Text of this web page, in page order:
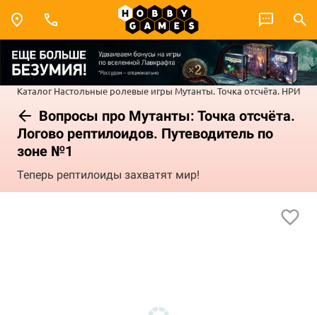
Каталог Настольные ролевые игры Мутанты. Точка отсчёта. НРИ
Вопросы про Мутанты: Точка отсчёта.
Логово рептилоидов. Путеводитель по
зоне №1
Теперь рептилоиды захватят мир!